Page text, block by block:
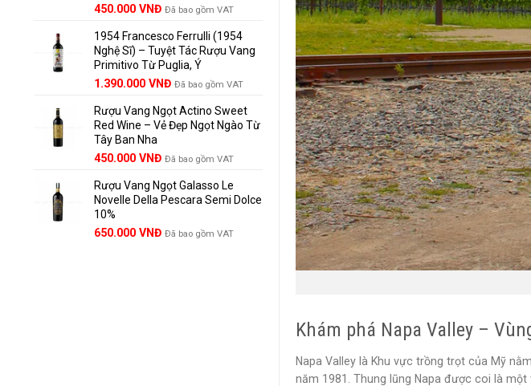
Giá
là:
495.000 VNĐ.
450.000 VNĐGiá
tại
là:
450.000 VNĐ.
Đã bao gồm VAT
1954 Francesco Ferrulli (1954
Nghệ Sĩ) – Tuyệt Tác Rượu Vang
Primitivo Từ Puglia, Ý
Giá
là:
1.529.000 VNĐ.
1.390.000 VNĐGiá
tại
là:
Đã bao gồm VAT
Rượu Vang Ngọt Actino Sweet
Red Wine – Vẻ Đẹp Ngọt Ngào Từ
Tây Ban Nha
450.000 VNĐ Đã bao gồm VAT
Rượu Vang Ngọt Galasso Le
Novelle Della Pescara Semi Dolce
10%
650.000 VNĐ Đã bao gồm VAT
Khám phá Napa Valley –
Napa Valley là Khu vực trồng trọt của Mỹ
năm 1981. Thung lũng Napa được coi là